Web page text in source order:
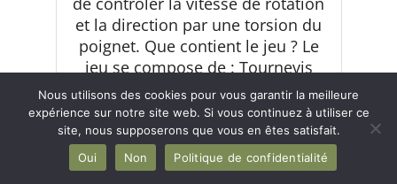
et la direction par une torsion du
poignet. Que contient le jeu ? Le
jeu se compose de : Tournevis
sans fil DEWALT DCF680G2
Chargeur de batterie 7,2 V. 2
batteries Li-Ion 7,2 V 1 Ah Boîtier
de kit Perceuses DeWalt DEWALT,
Robustesse garantie : Depuis
Nous utilisons des cookies pour vous garantir la meilleure
expérience sur notre site web. Si vous continuez à utiliser ce
site, nous supposerons que vous en êtes satisfait.
Oui
Non Politique de confidentialité